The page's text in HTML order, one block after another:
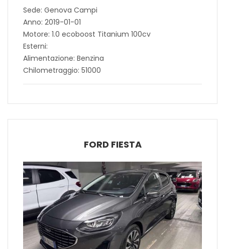
Sede: Genova Campi
Anno: 2019-01-01
Motore: 1.0 ecoboost Titanium 100cv
Esterni:
Alimentazione: Benzina
Chilometraggio: 51000
FORD FIESTA